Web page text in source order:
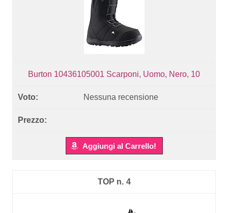
Burton 10436105001 Scarponi, Uomo, Nero, 10
Nessuna recensione
Aggiungi al Carrello!
4